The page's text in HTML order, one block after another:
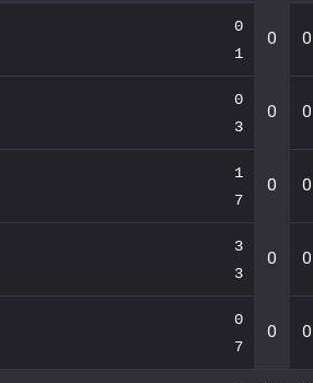
0
1
0 0
0
3
0 0
1
7
0 0
3
3
0 0
0
7
0 0